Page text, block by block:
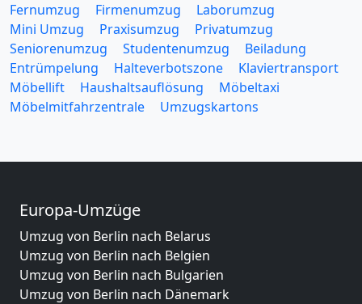
Fernumzug
Firmenumzug
Laborumzug
Mini Umzug
Praxisumzug
Privatumzug
Seniorenumzug
Studentenumzug
Beiladung
Entrümpelung
Halteverbotszone
Klaviertransport
Möbellift
Haushaltsauflösung
Möbeltaxi
Möbelmitfahrzentrale
Umzugskartons
Europa-Umzüge
Umzug von Berlin nach Belarus
Umzug von Berlin nach Belgien
Umzug von Berlin nach Bulgarien
Umzug von Berlin nach Dänemark